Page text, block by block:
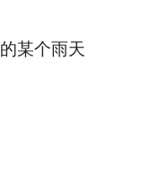
某个雨天